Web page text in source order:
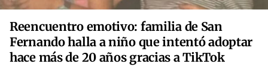
Reencuentro emotivo: familia de San
Fernando halla a niño que intentó adoptar
hace más de 20 años gracias a TikTok